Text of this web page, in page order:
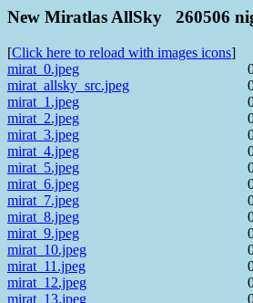
New Miratlas AllSky 260506
[Click here to reload with images icons]
mirat_0.jpeg
mirat_allsky_src.jpeg
mirat_1.jpeg
mirat_2.jpeg
mirat_3.jpeg
mirat_4.jpeg
mirat_5.jpeg
mirat_6.jpeg
mirat_7.jpeg
mirat_8.jpeg
mirat_9.jpeg
mirat_10.jpeg
mirat_11.jpeg
mirat_12.jpeg
mirat_13.jpeg